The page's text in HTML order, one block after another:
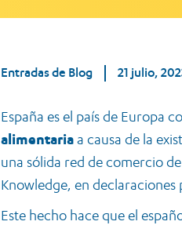
Entradas de Blog 21 julio,
España es el país de Europa
alimentariaa causa de la
una sólida red de comercio
Knowledge, en declaraciones
Este hecho hace que el